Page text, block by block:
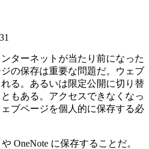
ターネットが当たり前になった
の保存は重要な問題だ。ウェブ
る。あるいは限定公開に切り替
もある。アクセスできなくなっ
ブページを個人的に保存する必
OneNote に保存することだ。